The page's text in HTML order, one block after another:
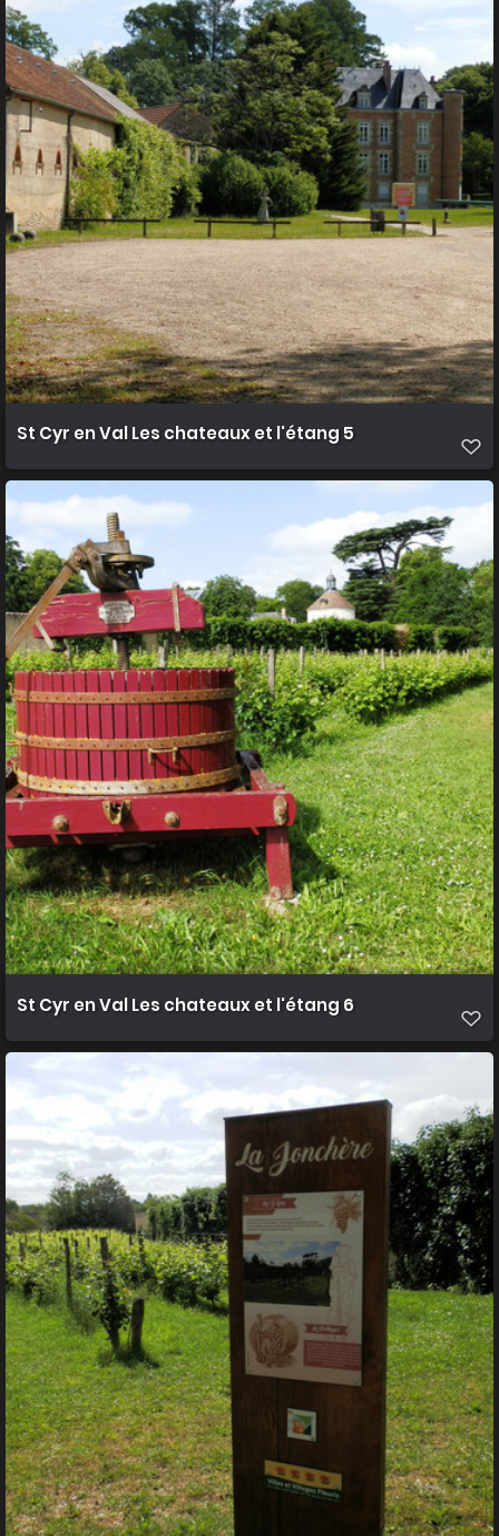
St Cyr en Val Les chateaux et l'étang 5
St Cyr en Val Les chateaux et l'étang 6